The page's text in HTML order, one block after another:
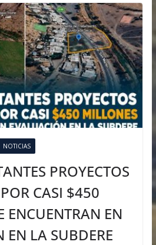
NOTICIAS
PROYECTOS
CASI $450
ENCUENTRAN EN
EN LA SUBDERE